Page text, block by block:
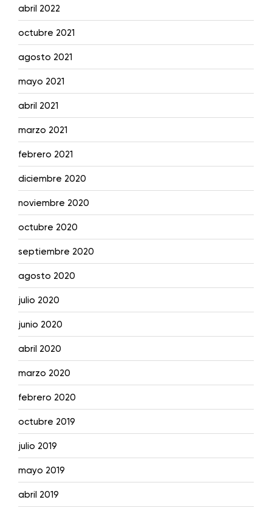
abril 2022
octubre 2021
agosto 2021
mayo 2021
abril 2021
marzo 2021
febrero 2021
diciembre 2020
noviembre 2020
octubre 2020
septiembre 2020
agosto 2020
julio 2020
junio 2020
abril 2020
marzo 2020
febrero 2020
octubre 2019
julio 2019
mayo 2019
abril 2019